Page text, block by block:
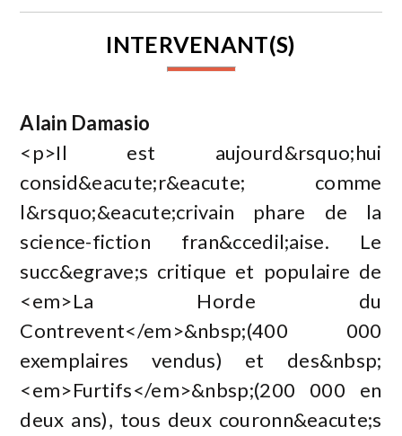
INTERVENANT(S)
Alain Damasio
<p>Il est aujourd&rsquo;hui
consid&eacute;r&eacute; comme
l&rsquo;&eacute;crivain phare de la
science-fiction fran&ccedil;aise. Le
succ&egrave;s critique et populaire de
<em>La Horde du
Contrevent</em>&nbsp;(400 000
exemplaires vendus) et des&nbsp;
<em>Furtifs</em>&nbsp;(200 000 en
deux ans), tous deux couronn&eacute;s